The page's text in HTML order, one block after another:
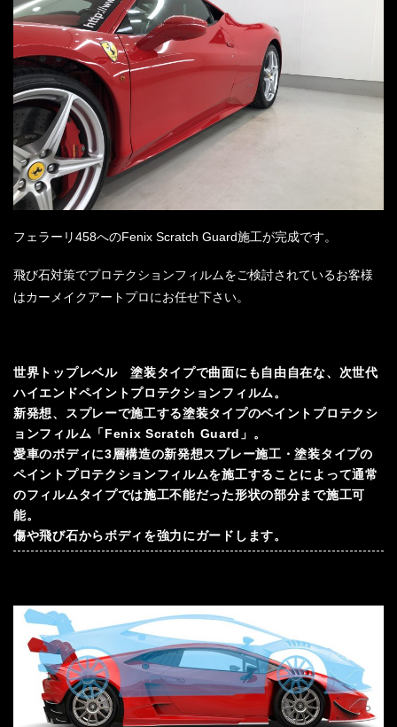
フェラーリ458へのFenix Scratch Guard施工が完成です。
飛び石対策でプロテクションフィルムをご検討されているお客様
はカーメイクアートプロにお任せ下さい。
世界トップレベル 塗装タイプで曲面にも自由自在な、次世代
ハイエンドペイントプロテクションフィルム。
新発想、スプレーで施工する塗装タイプのペイントプロテクシ
ョンフィルム「Fenix Scratch Guard」。
愛車のボディに3層構造の新発想スプレー施工・塗装タイプの
ペイントプロテクションフィルムを施工することによって通常
のフィルムタイプでは施工不能だった形状の部分まで施工可
能。
傷や飛び石からボディを強力にガードします。